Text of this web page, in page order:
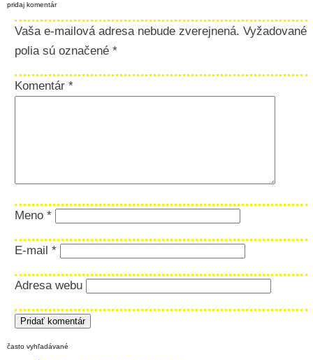
pridaj komentár
Vaša e-mailová adresa nebude zverejnená. Vyžadované
polia sú označené *
Komentár *
Meno *
E-mail *
Adresa webu
často vyhľadávané